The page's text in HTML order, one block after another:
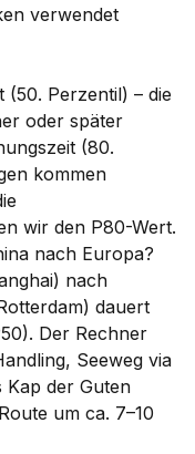
verwendet
(50. Perzentil) – die
oder später
(80.
kommen
wir den P80-Wert.
nach Europa?
nach
dauert
Der Rechner
Seeweg via
Kap der Guten
um ca. 7–10